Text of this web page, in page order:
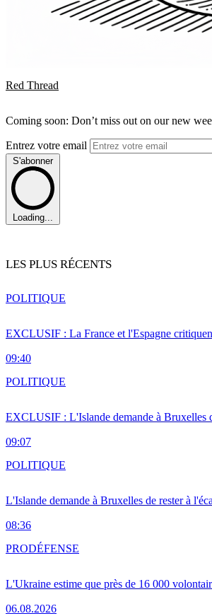
Red Thread
Coming soon: Don’t miss out on our new
Entrez votre email
S'abonner
Loading...
LES PLUS RÉCENTS
EXCLUSIF : La France et l'Espagne
09:40
POLITIQUE
EXCLUSIF : L'Islande demande à Bruxelles
09:07
POLITIQUE
L'Islande demande à Bruxelles de rester à
08:36
POLITIQUE
L'Ukraine estime que près de 16 000
06.08.2026
PRODÉFENSE